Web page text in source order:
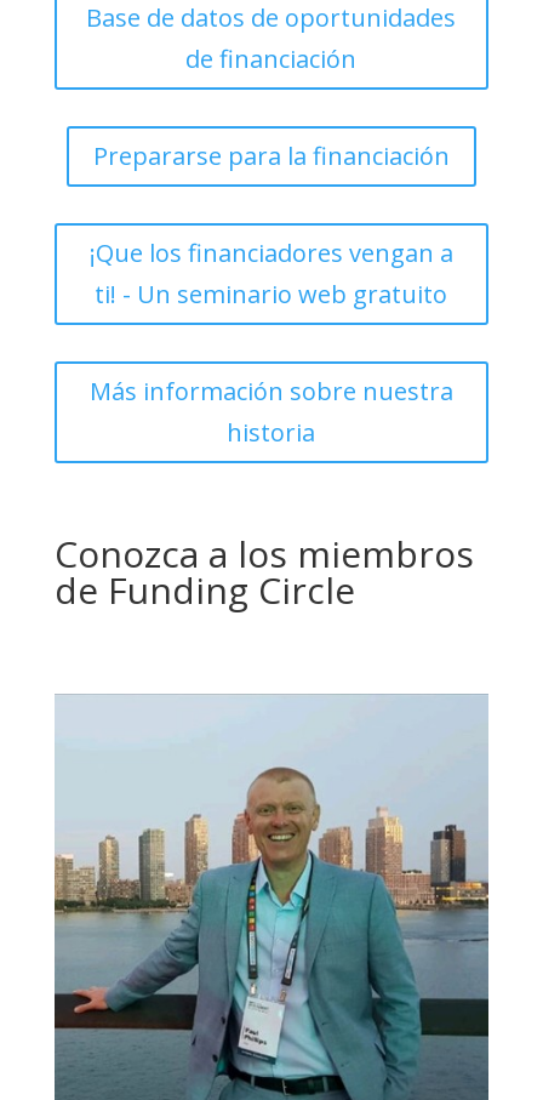
Base de datos de oportunidades
de financiación
Prepararse para la financiación
¡Que los financiadores vengan a
ti! - Un seminario web gratuito
Más información sobre nuestra
historia
Conozca a los miembros
de Funding Circle